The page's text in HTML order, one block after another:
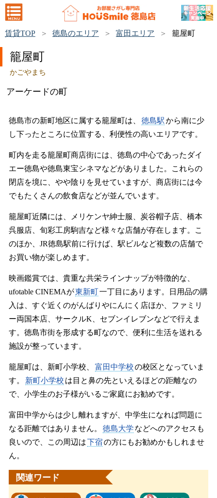
賃貸TOP 徳島のエリア 富田エリア 籠屋町
籠屋町
かごやまち
アーケードの町
徳島市の新町地区に属する籠屋町は、 徳島駅から南に少
し下ったところに位置する、利便性の高いエリアです。
町内を走る籠屋町商店街には、徳島の中心であったダイ
エー徳島や徳島東宝シネマなどがありました。これらの
閉店を境に、やや陰りを見せていますが、商店街には今
でもたくさんの飲食店などが並んでいます。
籠屋町近隣には、メリケンヤ紳士服、炭谷帽子店、橋本
呉服店、旬彩工房駒吉など様々な店舗が存在します。こ
のほか、JR徳島駅前に行けば、駅ビルなど複数の店舗で
お買い物が楽しめます。
映画鑑賞では、貴重な共栄ラインナップが特徴的な、
ufotable CINEMAが東新町一丁目にあります。日用品の購
入は、すぐ近くのがんばりやにんにく店ほか、ファミリ
ー両国本店、サークルK、セブンイレブンなどで行えま
す。徳島市街を形成する町なので、便利に生活を送れる
施設が整っています。
籠屋町は、新町小学校、 富田中学校の校区となっていま
す。
新町小学校 は目と鼻の先といえるほどの距離なの
で、小学生のお子様がいるご家庭にお勧めです。
富田中学からは少し離れますが、中学生になれば問題に
なる距離ではありません。
徳島大学 などへのアクセスも
良いので、この周辺は下宿の方にもお勧めかもしれませ
ん。
関連ワード